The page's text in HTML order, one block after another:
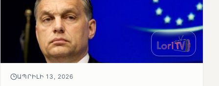
ԱՊՐԻԼԻ 13, 2026